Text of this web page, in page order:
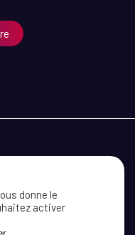
donne le
activer